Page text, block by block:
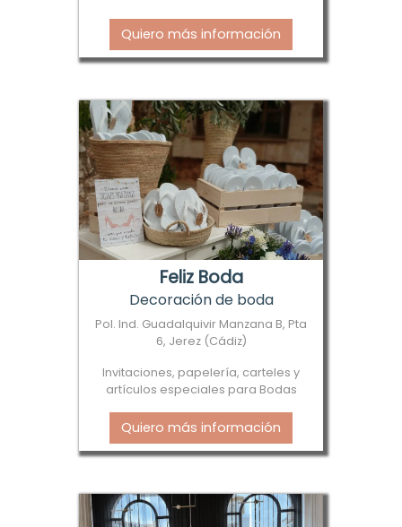
Quiero más información
Feliz Boda
Decoración de boda
Pol. Ind. Guadalquivir Manzana B, Pta
6, Jerez (Cádiz)
Invitaciones, papelería, carteles y
artículos especiales para Bodas
Quiero más información